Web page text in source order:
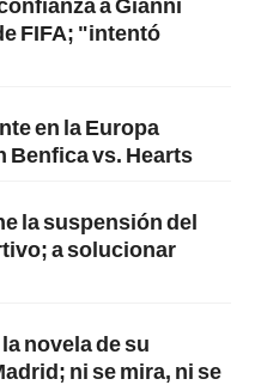
FIFA; "intentó
en la Europa
Benfica vs. Hearts
la suspensión del
a solucionar
novela de su
ni se mira, ni se